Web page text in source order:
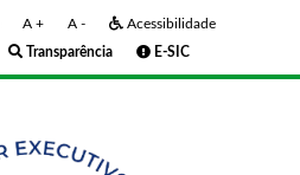
A + A -
Acessibilidade
Transparência E-SIC